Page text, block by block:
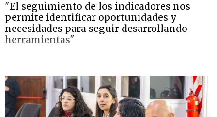
"El seguimiento de los indicadores nos
permite identificar oportunidades y
necesidades para seguir desarrollando
herramientas"